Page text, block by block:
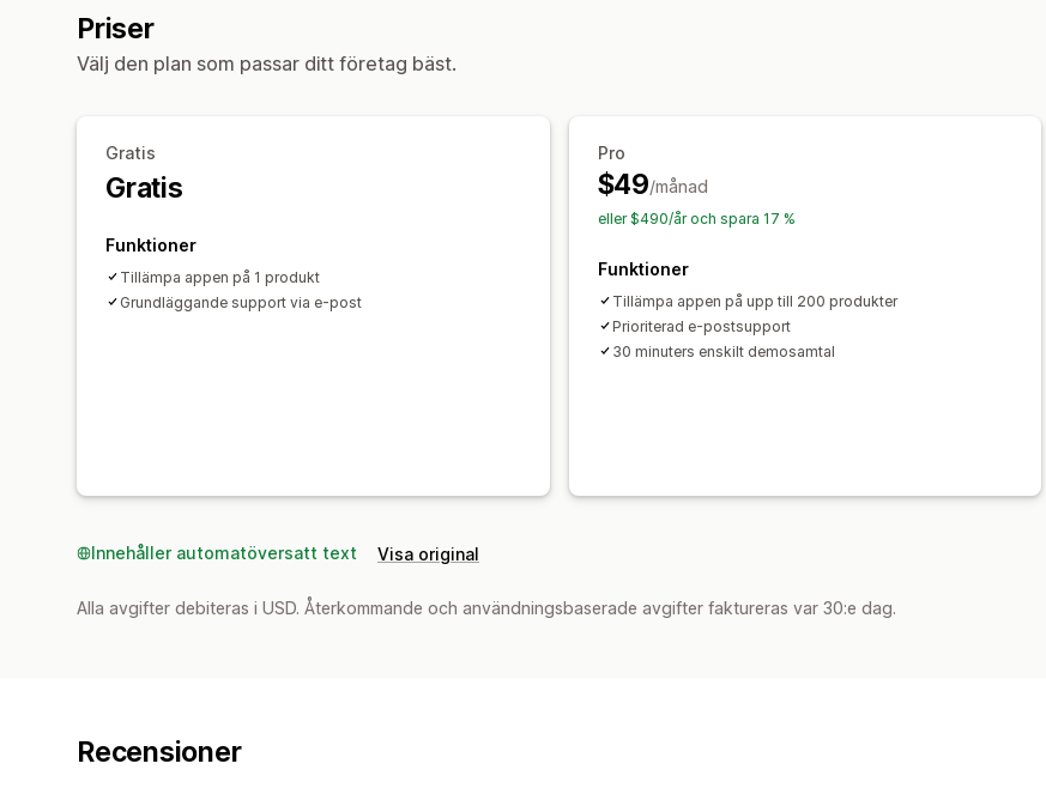
Priser
Välj den plan som passar ditt företag bäst.
Gratis
Gratis
Funktioner
Tillämpa appen på 1 produkt
Grundläggande support via e-post
Pro
$49/månad
eller $490/år och spara 17 %
Funktioner
Tillämpa appen på upp till 200 produkter
Prioriterad e-postsupport
30 minuters enskilt demosamtal
Innehåller automatöversatt text Visa original
Alla avgifter debiteras i USD. Återkommande och användningsbaserade avgifter faktureras var 30:e dag.
Recensioner